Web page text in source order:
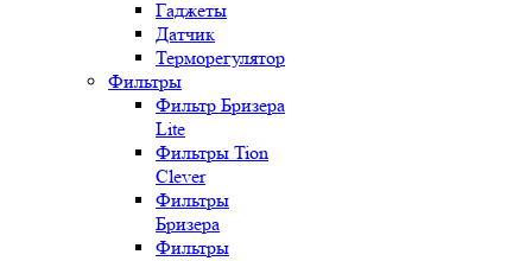
Гаджеты
Датчик
Терморегулятор
Фильтры
Фильтр Бризера
Lite
Фильтры Tion
Clever
Фильтры
Бризера
Фильтры